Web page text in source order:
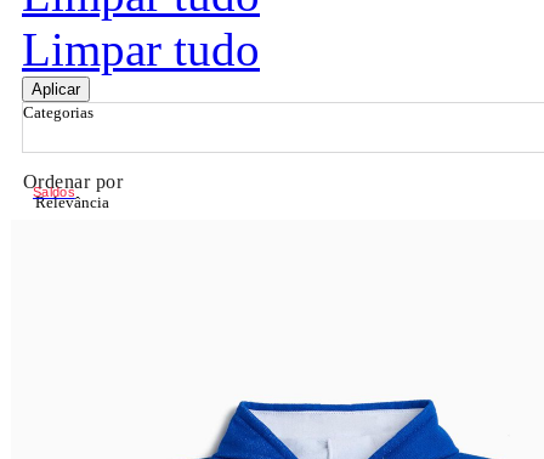
Limpar tudo
Aplicar
Categorias
Ordenar por
Relevância
Saldos